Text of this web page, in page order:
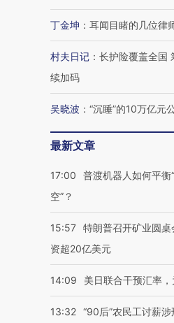
丁金坤 ： 耳闻目睹的几位律
村夫日记 ： 长护险覆盖全国
续加码
吴晓波 ： “沉睡”的10万亿元
最新文章
17:00
普渡机器人如何平衡
空”？
15:57 特朗普召开矿业圆
资超20亿美元
14:09 美日联合干预汇率
13:32 “90后”农民工讨薪